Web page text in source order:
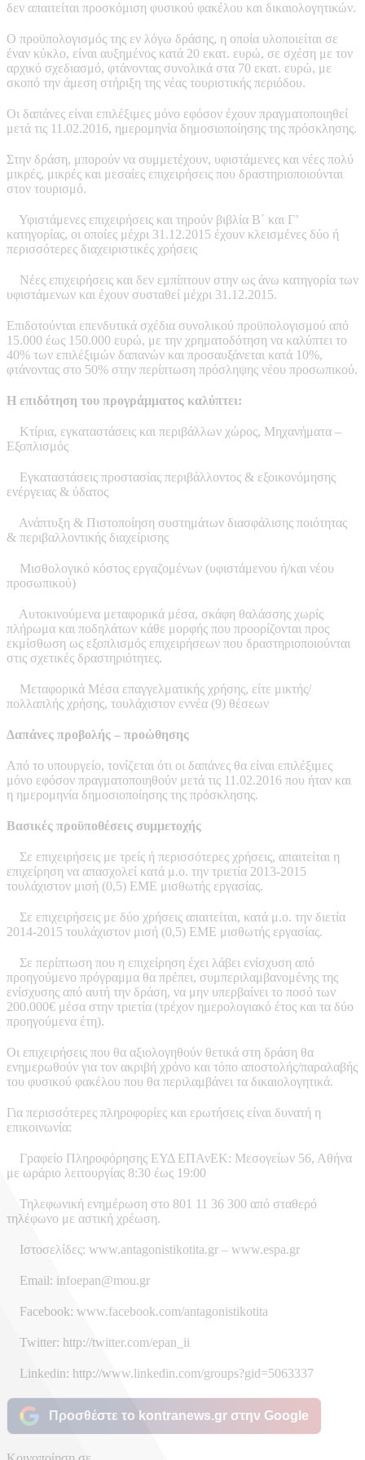
δεν απαιτείται προσκόμιση φυσικού φακέλου και δικαιολογητικών.
Ο προϋπολογισμός της εν λόγω δράσης, η οποία υλοποιείται σε
έναν κύκλο, είναι αυξημένος κατά 20 εκατ. ευρώ, σε σχέση με τον
αρχικό σχεδιασμό, φτάνοντας συνολικά στα 70 εκατ. ευρώ, με
σκοπό την άμεση στήριξη της νέας τουριστικής περιόδου.
Οι δαπάνες είναι επιλέξιμες μόνο εφόσον έχουν πραγματοποιηθεί
μετά τις 11.02.2016, ημερομηνία δημοσιοποίησης της πρόσκλησης.
Στην δράση, μπορούν να συμμετέχουν, υφιστάμενες και νέες πολύ
μικρές, μικρές και μεσαίες επιχειρήσεις που δραστηριοποιούνται
στον τουρισμό.
Υφιστάμενες επιχειρήσεις και τηρούν βιβλία Β΄ και Γ’
κατηγορίας, οι οποίες μέχρι 31.12.2015 έχουν κλεισμένες δύο ή
περισσότερες διαχειριστικές χρήσεις
Νέες επιχειρήσεις και δεν εμπίπτουν στην ως άνω κατηγορία των
υφιστάμενων και έχουν συσταθεί μέχρι 31.12.2015.
Επιδοτούνται επενδυτικά σχέδια συνολικού προϋπολογισμού από
15.000 έως 150.000 ευρώ, με την χρηματοδότηση να καλύπτει το
40% των επιλέξιμών δαπανών και προσαυξάνεται κατά 10%,
φτάνοντας στο 50% στην περίπτωση πρόσληψης νέου προσωπικού.
Η επιδότηση του προγράμματος καλύπτει:
Κτίρια, εγκαταστάσεις και περιβάλλων χώρος, Μηχανήματα –
Εξοπλισμός
Εγκαταστάσεις προστασίας περιβάλλοντος & εξοικονόμησης
ενέργειας & ύδατος
Ανάπτυξη & Πιστοποίηση συστημάτων διασφάλισης ποιότητας
& περιβαλλοντικής διαχείρισης
Μισθολογικό κόστος εργαζομένων (υφιστάμενου ή/και νέου
προσωπικού)
Αυτοκινούμενα μεταφορικά μέσα, σκάφη θαλάσσης χωρίς
πλήρωμα και ποδηλάτων κάθε μορφής που προορίζονται προς
εκμίσθωση ως εξοπλισμός επιχειρήσεων που δραστηριοποιούνται
στις σχετικές δραστηριότητες.
Μεταφορικά Μέσα επαγγελματικής χρήσης, είτε μικτής/
πολλαπλής χρήσης, τουλάχιστον εννέα (9) θέσεων
Δαπάνες προβολής – προώθησης
Από το υπουργείο, τονίζεται ότι οι δαπάνες θα είναι επιλέξιμες
μόνο εφόσον πραγματοποιηθούν μετά τις 11.02.2016 που ήταν και
η ημερομηνία δημοσιοποίησης της πρόσκλησης.
Βασικές προϋποθέσεις συμμετοχής
Σε επιχειρήσεις με τρείς ή περισσότερες χρήσεις, απαιτείται η
επιχείρηση να απασχολεί κατά μ.ο. την τριετία 2013-2015
τουλάχιστον μισή (0,5) ΕΜΕ μισθωτής εργασίας.
Σε επιχειρήσεις με δύο χρήσεις απαιτείται, κατά μ.ο. την διετία
2014-2015 τουλάχιστον μισή (0,5) ΕΜΕ μισθωτής εργασίας.
Σε περίπτωση που η επιχείρηση έχει λάβει ενίσχυση από
προηγούμενο πρόγραμμα θα πρέπει, συμπεριλαμβανομένης της
ενίσχυσης από αυτή την δράση, να μην υπερβαίνει το ποσό των
200.000€ μέσα στην τριετία (τρέχον ημερολογιακό έτος και τα δύο
προηγούμενα έτη).
Οι επιχειρήσεις που θα αξιολογηθούν θετικά στη δράση θα
ενημερωθούν για τον ακριβή χρόνο και τόπο αποστολής/παραλαβής
του φυσικού φακέλου που θα περιλαμβάνει τα δικαιολογητικά.
Για περισσότερες πληροφορίες και ερωτήσεις είναι δυνατή η
επικοινωνία:
Γραφείο Πληροφόρησης ΕΥΔ ΕΠΑνΕΚ: Μεσογείων 56, Αθήνα
με ωράριο λειτουργίας 8:30 έως 19:00
Τηλεφωνική ενημέρωση στο 801 11 36 300 από σταθερό
τηλέφωνο με αστική χρέωση.
Ιστοσελίδες: www.antagonistikotita.gr – www.espa.gr
Εmail: infoepan@mou.gr
Facebook: www.facebook.com/antagonistikotita
Twitter: http://twitter.com/epan_ii
Linkedin: http://www.linkedin.com/groups?gid=5063337
Προσθέστε το kontranews.gr στην Google